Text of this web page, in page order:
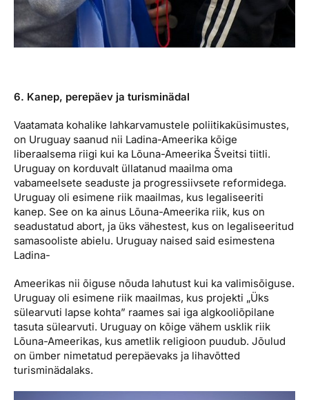
6. Kanep, perepäev ja turisminädal
Vaatamata kohalike lahkarvamustele poliitikaküsimustes,
on Uruguay saanud nii Ladina-Ameerika kõige
liberaalsema riigi kui ka Lõuna-Ameerika Šveitsi tiitli.
Uruguay on korduvalt üllatanud maailma oma
vabameelsete seaduste ja progressiivsete reformidega.
Uruguay oli esimene riik maailmas, kus legaliseeriti
kanep. See on ka ainus Lõuna-Ameerika riik, kus on
seadustatud abort, ja üks vähestest, kus on legaliseeritud
samasooliste abielu. Uruguay naised said esimestena
Ladina-
Ameerikas nii õiguse nõuda lahutust kui ka valimisõiguse.
Uruguay oli esimene riik maailmas, kus projekti „Üks
sülearvuti lapse kohta” raames sai iga algkooliõpilane
tasuta sülearvuti. Uruguay on kõige vähem usklik riik
Lõuna-Ameerikas, kus ametlik religioon puudub. Jõulud
on ümber nimetatud perepäevaks ja lihavõtted
turisminädalaks.